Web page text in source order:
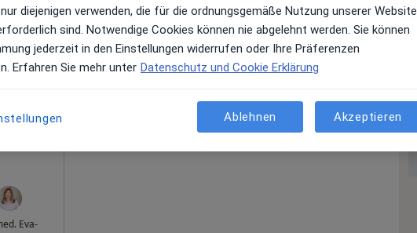
Eva-
Online-Terminbuchung nicht verfügbar
Profil anzeigen
diejenigen verwenden, die für die ordnungsgemäße Nutzung unserer Website
sind. Notwendige Cookies können nie abgelehnt werden. Sie können
jederzeit in den Einstellungen widerrufen oder Ihre Präferenzen
Erfahren Sie mehr unter Datenschutz und Cookie Erklärung
Ablehnen Akzeptieren